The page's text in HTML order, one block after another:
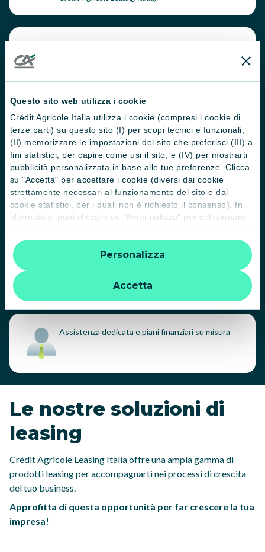
Questo sito web utilizza i cookie
Crédit Agricole Italia utilizza i cookie (compresi i cookie di
terze parti) su questo sito (I) per scopi tecnici e funzionali,
(II) memorizzare le impostazioni del sito che preferisci (III) a
fini statistici, per capire come usi il sito; e (IV) per mostrarti
pubblicità personalizzata in base alle tue preferenze. Clicca
su "Accetta" per accettare i cookie (diversi dai cookie
strettamente necessari al funzionamento del sito e dai
cookie statistici, per i quali non è richiesto il consenso). In
alternativa, puoi cliccare su "Personalizza" per selezionare
le categorie di cookie che desideri accettare. Cliccando sulla
“X” le impostazioni predefinite vengono lasciate invariate e
quindi la navigazione può continuare senza cookie o altri
strumenti di tracciamento diversi da quelli tecnici. Per
ulteriori informazioni:
informativa privacy
Accetta
Personalizza
Acquisisci unvantaggiocompetitivo in un
mercato in continua evoluzione
Non anticipi l’Iva
essendo rateizzata sui canoni
di leasing
Il leasing permette didimezzare i tempi di
all'acquisto diretto
Assistenza dedicata e piani finanziari su misura
Le nostre soluzioni di
leasing
Crédit Agricole Leasing Italia offre una ampia gamma di
prodotti leasing per accompagnarti nei processi di crescita
del tuo business.
Approfitta di questa opportunità per far crescere la tua
impresa!